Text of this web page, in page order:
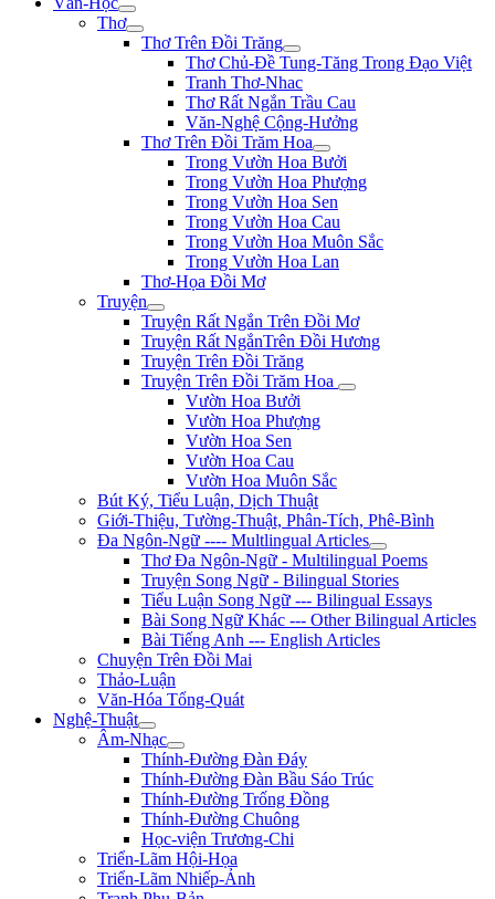
Thơ
Thơ Trên Đồi Trăng
Thơ Chủ-Đề Tung-Tăng Trong Đạo Việt
Tranh Thơ-Nhac
Thơ Rất Ngắn Trầu Cau
Văn-Nghệ Cộng-Hưởng
Thơ Trên Đồi Trăm Hoa
Trong Vườn Hoa Bưởi
Trong Vườn Hoa Phượng
Trong Vườn Hoa Sen
Trong Vườn Hoa Cau
Trong Vườn Hoa Muôn Sắc
Trong Vườn Hoa Lan
Thơ-Họa Đồi Mơ
Truyện
Truyện Rất Ngắn Trên Đồi Mơ
Truyện Rất NgắnTrên Đồi Hương
Truyện Trên Đồi Trăng
Truyện Trên Đồi Trăm Hoa
Vườn Hoa Bưởi
Vườn Hoa Phượng
Vườn Hoa Sen
Vườn Hoa Cau
Vườn Hoa Muôn Sắc
Bút Ký, Tiểu Luận, Dịch Thuật
Giới-Thiệu, Tường-Thuật, Phân-Tích, Phê-Bình
Đa Ngôn-Ngữ ---- Multlingual Articles
Thơ Đa Ngôn-Ngữ - Multilingual Poems
Truyện Song Ngữ - Bilingual Stories
Tiểu Luận Song Ngữ --- Bilingual Essays
Bài Song Ngữ Khác --- Other Bilingual Articles
Bài Tiếng Anh --- English Articles
Chuyện Trên Đồi Mai
Thảo-Luận
Văn-Hóa Tổng-Quát
Nghệ-Thuật
Âm-Nhạc
Thính-Đường Đàn Đáy
Thính-Đường Đàn Bầu Sáo Trúc
Thính-Đường Trống Đồng
Thính-Đường Chuông
Học-viện Trương-Chi
Triển-Lãm Hội-Họa
Triển-Lãm Nhiếp-Ảnh